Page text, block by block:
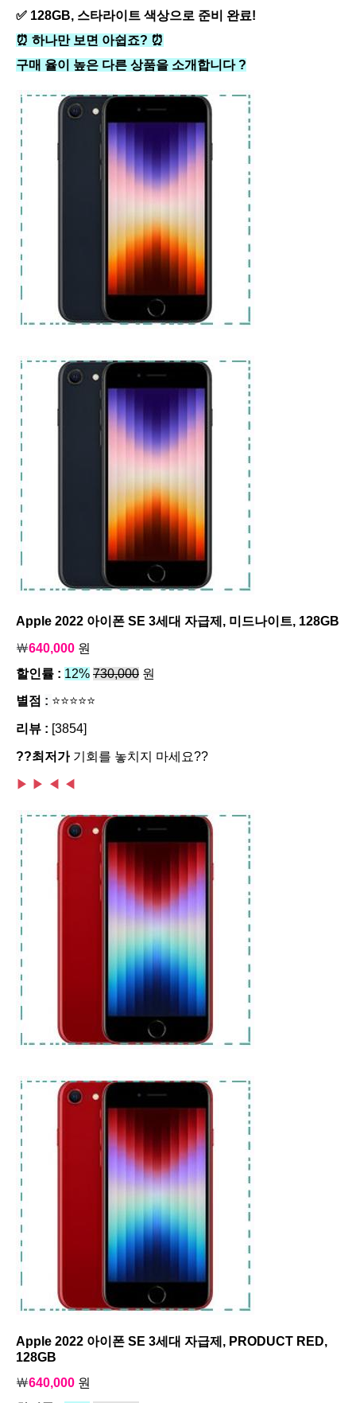
✅ 128GB, 스타라이트 색상으로 준비 완료!
⏰ 하나만 보면 아쉽죠? ⏰
구매 율이 높은 다른 상품을 소개합니다 ?
Apple 2022 아이폰 SE 3세대 자급제, 미드나이트, 128GB
￦640,000 원
할인률 : 12% 730,000 원
별점 : ⭐⭐⭐⭐⭐
리뷰 : [3854]
??최저가 기회를 놓치지 마세요??
▶ ▶ ◀ ◀
Apple 2022 아이폰 SE 3세대 자급제, PRODUCT RED,
128GB
￦640,000 원